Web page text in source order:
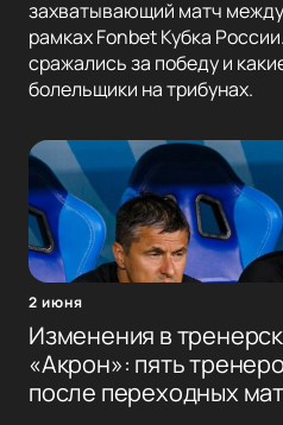
захватывающий матч
рамках Fonbet Кубка
сражались за победу и
болельщики на трибунах.
2 июня
Изменения в
«Акрон»: пять
после переходных